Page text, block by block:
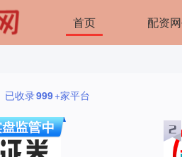
首页 配资
已收录999+家平台